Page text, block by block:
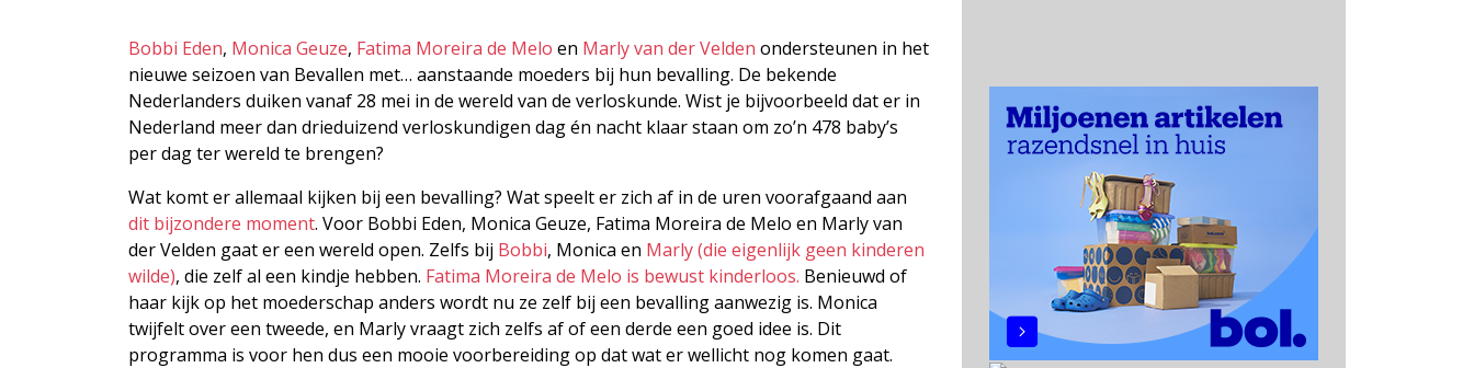
Bobbi Eden, Monica Geuze, Fatima Moreira de Melo en Marly van der Velden ondersteunen in het
nieuwe seizoen van Bevallen met… aanstaande moeders bij hun bevalling. De bekende
Nederlanders duiken vanaf 28 mei in de wereld van de verloskunde. Wist je bijvoorbeeld dat er in
Nederland meer dan drieduizend verloskundigen dag én nacht klaar staan om zo’n 478 baby’s
per dag ter wereld te brengen?
Wat komt er allemaal kijken bij een bevalling? Wat speelt er zich af in de uren voorafgaand aan
dit bijzondere moment. Voor Bobbi Eden, Monica Geuze, Fatima Moreira de Melo en Marly van
der Velden gaat er een wereld open. Zelfs bij Bobbi, Monica en Marly (die eigenlijk geen kinderen
wilde), die zelf al een kindje hebben. Fatima Moreira de Melo is bewust kinderloos. Benieuwd of
haar kijk op het moederschap anders wordt nu ze zelf bij een bevalling aanwezig is. Monica
twijfelt over een tweede, en Marly vraagt zich zelfs af of een derde een goed idee is. Dit
programma is voor hen dus een mooie voorbereiding op dat wat er wellicht nog komen gaat.